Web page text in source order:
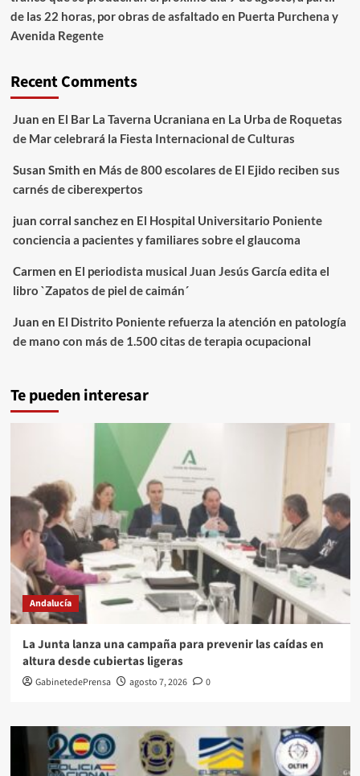
de las 22 horas, por obras de asfaltado en Puerta Purchena y
Avenida Regente
Recent Comments
Juan en El Bar La Taverna Ucraniana en La Urba de Roquetas
de Mar celebrará la Fiesta Internacional de Culturas
Susan Smith en Más de 800 escolares de El Ejido reciben sus
carnés de ciberexpertos
juan corral sanchezen El Hospital Universitario Poniente
conciencia a pacientes y familiares sobre el glaucoma
Carmen en El periodista musical Juan Jesús García edita el
libro `Zapatos de piel de caimán´
Juan en El Distrito Poniente refuerza la atención en patología
de mano con más de 1.500 citas de terapia ocupacional
Te pueden interesar
Andalucía
La Junta lanza una campaña para prevenir las caídas en
altura desde cubiertas ligeras
GabinetedePrensa agosto 7, 2026 0